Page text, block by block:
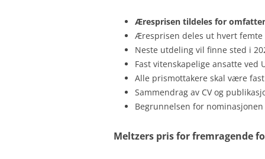
Æresprisen tildeles for
Æresprisen deles ut hvert femte
Neste utdeling vil finne sted i
Fast vitenskapelige ansatte
Alle prismottakere skal være
Sammendrag av CV og
Begrunnelsen for
Meltzers pris for fremragende